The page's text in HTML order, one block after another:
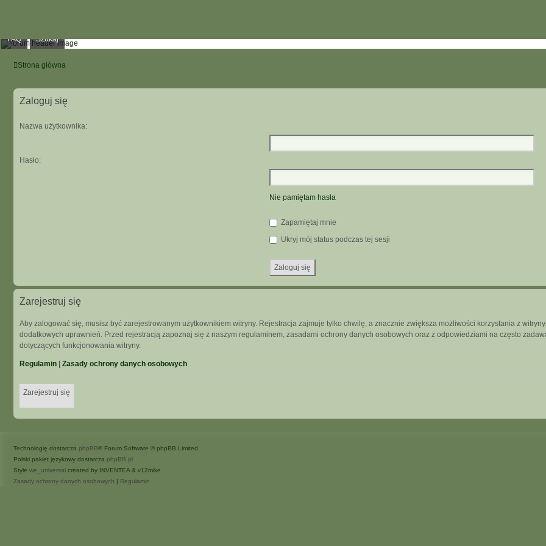
FAQ Szukaj
Strona główna
Zaloguj się
Nazwa użytkownika:
Hasło:
Nie pamiętam hasła
Zapamiętaj mnie
Ukryj mój status podczas tej sesji
Zarejestruj się
Aby zalogować się, musisz być zarejestrowanym użytkownikiem witryny. Rejestracja zajmuje tylko chwilę, a znacznie zwiększa możliwości korzystania z
dodatkowych uprawnień. Przed rejestracją zapoznaj się z naszym regulaminem, zasadami ochrony danych osobowych oraz z odpowiedziami na często
dotyczących funkcjonowania witryny.
Regulamin Zasady ochrony danych osobowych
Zarejestruj się
Technologię dostarcza phpBB® Forum Software © phpBB Limited
Polski pakiet językowy dostarcza phpBB.pl
Style we_universal created by INVENTEA & v12mike
Zasady ochrony danych osobowych | Regulamin